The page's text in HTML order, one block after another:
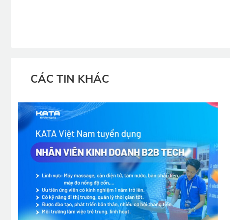
CÁC TIN KHÁC